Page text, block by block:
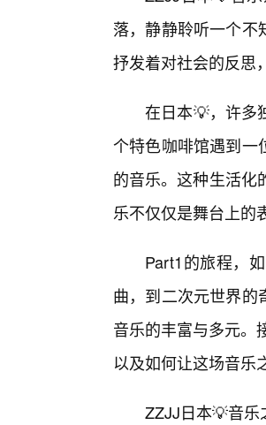
落，静静聆听一个不
抒发着对社会的反思
在日本💡，许多
个特色咖啡馆遇到一
的音乐。这种生活化
乐不仅仅是舞台上的
Part1的旅程，
曲，到二次元世界的
音乐的丰富与多元。
以及如何让这场音乐
ZZJJ日本💡音